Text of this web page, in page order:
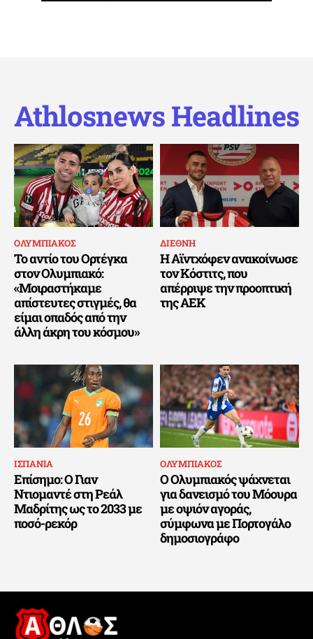
Athlosnews Headlines
ΟΛΥΜΠΙΑΚΟΣ
Το αντίο του Ορτέγκα
στον Ολυμπιακό:
«Μοιραστήκαμε
απίστευτες στιγμές, θα
είμαι οπαδός από την
άλλη άκρη του κόσμου»
ΔΙΕΘΝΗ
Η Αϊντχόφεν ανακοίνωσε
τον Κόστιτς, που
απέρριψε την προοπτική
της ΑΕΚ
ΙΣΠΑΝΙΑ
Επίσημο: Ο Γιαν
Ντιομαντέ στη Ρεάλ
Μαδρίτης ως το 2033 με
ποσό-ρεκόρ
ΟΛΥΜΠΙΑΚΟΣ
Ο Ολυμπιακός ψάχνεται
για δανεισμό του Μόουρα
με οψιόν αγοράς,
σύμφωνα με Πορτογάλο
δημοσιογράφο